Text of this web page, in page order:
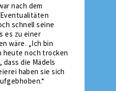
nach dem
schnell seine
es zu einer
wäre. „Ich bin
heute noch trocken
die Mädels
haben sie sich